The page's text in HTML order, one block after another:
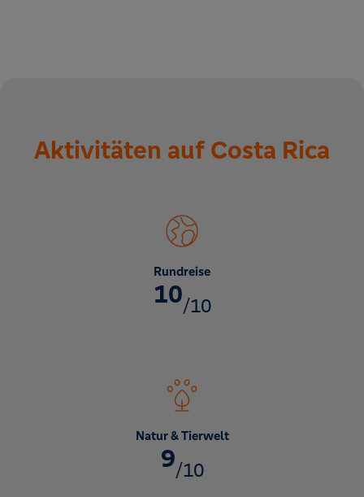
Aktivitäten auf Costa Rica
Rundreise
10/10
Natur & Tierwelt
9/10